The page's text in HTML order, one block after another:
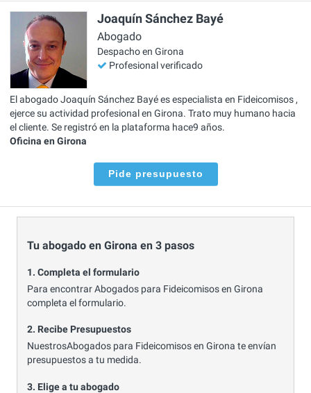
Joaquín Sánchez Bayé
Abogado
Despacho en Girona
Profesional verificado
El abogado Joaquín Sánchez Bayé es especialista en Fideicomisos ,
ejerce su actividad profesional en Girona. Trato muy humano hacia
el cliente. Se registró en la plataforma hace9 años.
Oficina en Girona
Pide presupuesto
Tu abogado en Girona en 3 pasos
1. Completa el formulario
Para encontrar Abogados para Fideicomisos en Girona
completa el formulario.
2. Recibe Presupuestos
NuestrosAbogados para Fideicomisos en Girona te envían
presupuestos a tu medida.
3. Elige a tu abogado